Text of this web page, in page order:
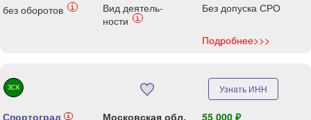
без оборотов
i
Вид деятель-
ности
i
Без допуска СРО
Подробнее>>>
ЗСК Узнать ИНН
Спортоград i Московская обл.
55 000 ₽